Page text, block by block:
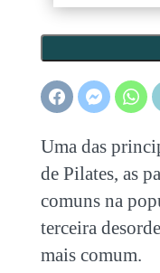
Uma das
de Pilates, as
comuns na
terceira
mais comum.